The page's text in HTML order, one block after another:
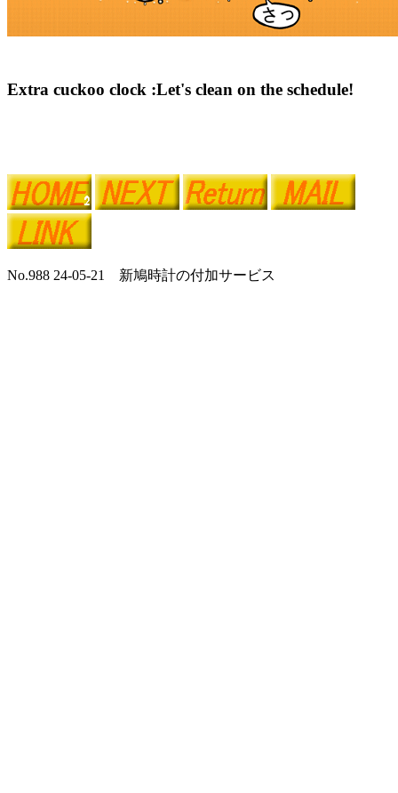
Extra cuckoo clock :Let's clean on the schedule!
No.988 24-05-21 新鳩時計の付加サービス